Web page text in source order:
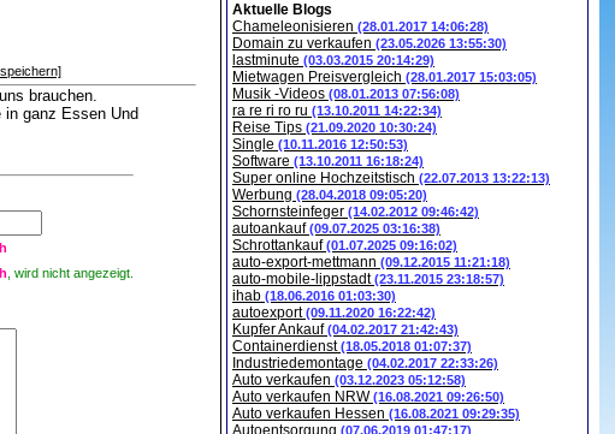
brauchen.
ganz Essen Und
, wird nicht angezeigt.
Aktuelle Blogs
Chameleonisieren (28.01.2017 14:06:28)
Domain zu verkaufen (23.05.2026 13:55:30)
lastminute (03.03.2015 20:14:29)
Mietwagen Preisvergleich (28.01.2017 15:03:05)
Musik -Videos (08.01.2013 07:56:08)
ra re ri ro ru (13.10.2011 14:22:34)
Reise Tips (21.09.2020 10:30:24)
Single (10.11.2016 12:50:53)
Software (13.10.2011 16:18:24)
Super online Hochzeitstisch (22.07.2013 13:22:13)
Werbung (28.04.2018 09:05:20)
Schornsteinfeger (14.02.2012 09:46:42)
autoankauf(09.07.2025 03:16:38)
Schrottankauf(01.07.2025 09:16:02)
auto-export-mettmann (09.12.2015 11:21:18)
auto-mobile-lippstadt(23.11.2015 23:18:57)
ihab (18.06.2016 01:03:30)
autoexport(09.11.2020 16:22:42)
Kupfer Ankauf(04.02.2017 21:42:43)
Containerdienst(18.05.2018 01:07:37)
Industriedemontage (04.02.2017 22:33:26)
Auto verkaufen (03.12.2023 05:12:58)
Auto verkaufen NRW(16.08.2021 09:26:50)
Auto verkaufen Hessen (16.08.2021 09:29:35)
Autoentsorgung (07.06.2019 01:47:17)